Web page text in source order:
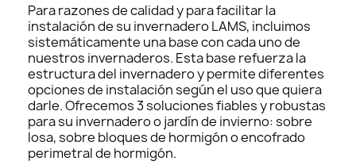
Para razones de calidad y para facilitar la
instalación de su invernadero LAMS, incluimos
sistemáticamente una base con cada uno de
nuestros invernaderos. Esta base refuerza la
estructura del invernadero y permite diferentes
opciones de instalación según el uso que quiera
darle. Ofrecemos 3 soluciones fiables y robustas
para su invernadero o jardín de invierno: sobre
losa, sobre bloques de hormigón o encofrado
perimetral de hormigón.